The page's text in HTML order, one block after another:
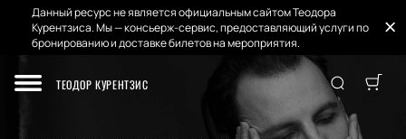
Данный ресурс не является официальным сайтом Теодора
Курентзиса. Мы — консьерж-сервис, предоставляющий услуги по
бронированию и доставке билетов на мероприятия.
ТЕОДОР КУРЕНТЗИС